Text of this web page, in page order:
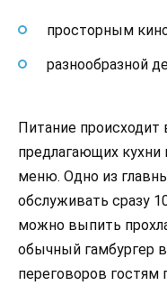
просторным
разнообразной
Питание происходит
предлагающих
меню. Одно из
обслуживать сразу
можно выпить
обычный гамбургер
переговоров гостям